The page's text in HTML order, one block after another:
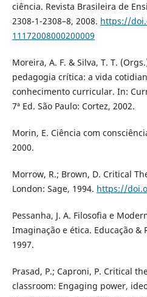
ciência. Revista Brasileira de
2308-1-2308–8, 2008. https://
11172008000200009
Moreira, A. F. & Silva, T. T.
pedagogia crítica: a vida
conhecimento curricular. In:
7ª Ed. São Paulo: Cortez, 2002.
Morin, E. Ciência com
2000.
Morrow, R.; Brown, D. Critical
London: Sage, 1994. https://
Pessanha, J. A. Filosofia e
Imaginação e ética. Educação &
1997.
Prasad, P.; Caproni, P. Critical
classroom: Engaging power,